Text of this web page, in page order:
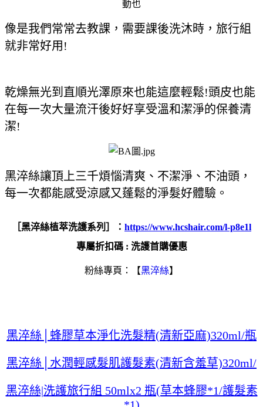
像是我們常常去教課，需要課後洗沐時，旅行組
就非常好用!
乾燥無光到直順光澤原來也能這麼輕鬆!頭皮也能
在每一次大量流汗後好好享受溫和潔淨的保養清
潔!
黑淬絲讓頂上三千煩惱清爽、不潔淨、不油頭，
每一次都能感受涼感又蓬鬆的淨髮好體驗。
［黑淬絲植萃洗護系列］： https://www.hcshair.com/l-p8e1l
專屬折扣碼 : 洗護首購優惠
粉絲專頁：【黑淬絲】
黑淬絲│蜂膠草本淨化洗髮精(清新亞麻)320ml/瓶
黑淬絲│水潤輕感髮肌護髮素(清新含羞草)320ml/
黑淬絲|洗護旅行組 50mlx2 瓶(草本蜂膠*1/護髮素
*1)